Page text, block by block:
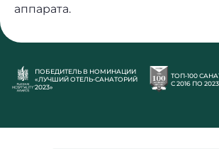
аппарата.
ПОБЕДИТЕЛЬ В НОМИНАЦИИ
«ЛУЧШИЙ ОТЕЛЬ‐САНАТОРИЙ
2023»
ТОП‐100
С 2016 ПО